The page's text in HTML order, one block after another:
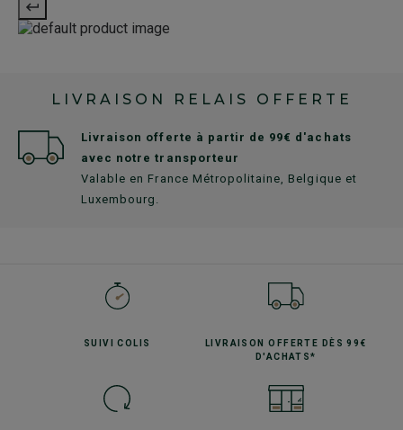
LIVRAISON RELAIS OFFERTE
Livraison offerte à partir de 99€ d'achats
avec notre transporteur
Valable en France Métropolitaine, Belgique et
Luxembourg.
SUIVICOLIS LIVRAISON OFFERTE
DÈS 99€
D'ACHATS*